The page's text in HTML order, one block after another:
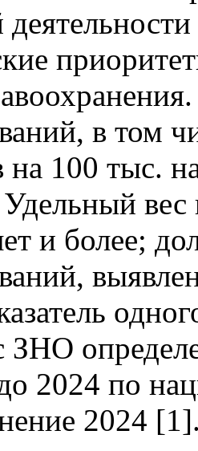
в том
на 100 тыс.
Удельный
и более;
ЗНО
2024 по
2024